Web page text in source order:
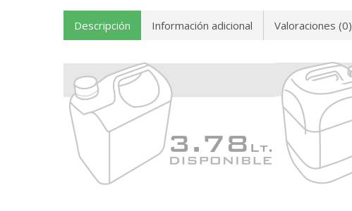
Descripción Información adicional Valoraciones (0)